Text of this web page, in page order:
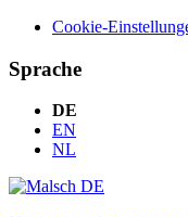
Cookie-
Sprache
DE
EN
NL